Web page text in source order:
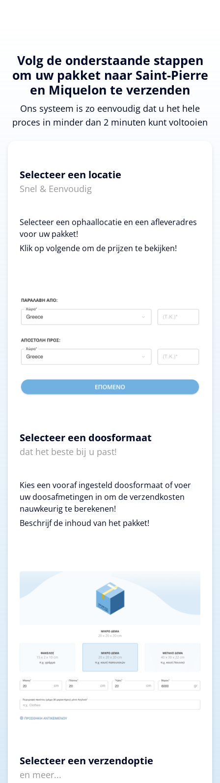
Volg de onderstaande stappen
om uw pakket naar Saint-Pierre
en Miquelon te verzenden
Ons systeem is zo eenvoudig dat u het hele
proces in minder dan 2 minuten kunt voltooien
Selecteer een locatie
Snel & Eenvoudig
Selecteer een ophaallocatie en een afleveradres
voor uw pakket!
Klik op volgende om de prijzen te bekijken!
Selecteer een doosformaat
dat het beste bij u past!
Kies een vooraf ingesteld doosformaat of voer
uw doosafmetingen in om de verzendkosten
nauwkeurig te berekenen!
Beschrijf de inhoud van het pakket!
Selecteer een verzendoptie
en meer...